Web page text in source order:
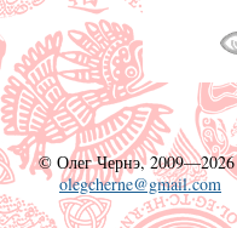
© Олег Чернэ, 2009—2026
olegcherne@gmail.com